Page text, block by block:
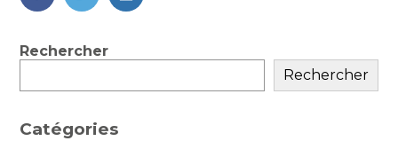
FaceBook
TwitterLinkedIn
Blog
Rechercher
Rechercher
Catégories